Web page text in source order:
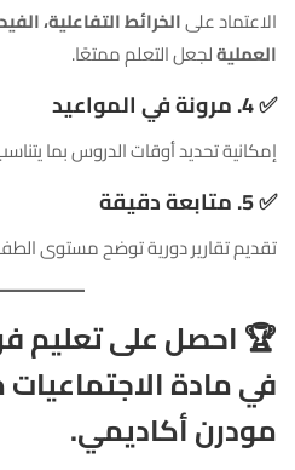
الاعتماد علىالخرائط التفاعلية،
العمليةلجعل التعلم ممتعًا.
✅4. مرونة في المواعيد
إمكانية تحديد أوقات الدروس بما
✅5. متابعة دقيقة
تقديم تقارير دورية توضح مستوى
🏆احصل على تعليم
في مادة
مودرن أكاديمي.